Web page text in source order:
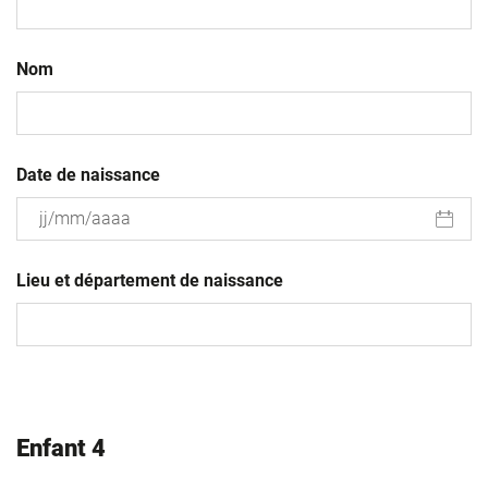
Nom
Date de naissance
slash
MM
Lieu et département de naissance
Enfant 4